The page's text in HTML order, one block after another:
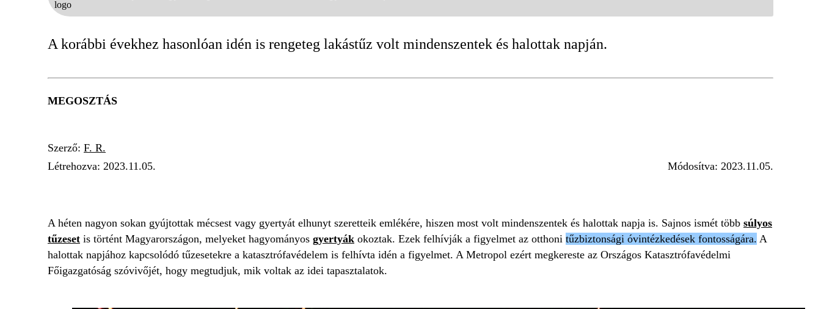
A korábbi évekhez hasonlóan idén is rengeteg lakástűz volt mindenszentek és halottak napján.
MEGOSZTÁS
Szerző: F. R.
Létrehozva: 2023.11.05. Módosítva: 2023.11.05.
A héten nagyon sokan gyújtottak mécsest vagy gyertyát elhunyt szeretteik emlékére, hiszen most volt mindenszentek és halottak napja is. Sajnos ismét több súlyos
tűzeset is történt Magyarországon, melyeket hagyományos gyertyák okoztak. Ezek felhívják a figyelmet az otthoni tűzbiztonsági óvintézkedések fontosságára. A
halottak napjához kapcsolódó tűzesetekre a katasztrófavédelem is felhívta idén a figyelmet. A Metropol ezért megkereste az Országos Katasztrófavédelmi
Főigazgatóság szóvivőjét, hogy megtudjuk, mik voltak az idei tapasztalatok.